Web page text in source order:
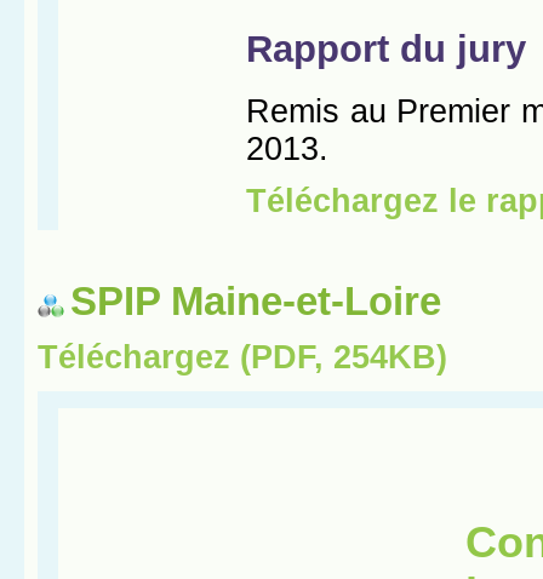
SPIP Maine-et-Loire
Téléchargez (PDF, 254KB)